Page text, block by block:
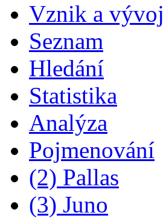
Vznik a vývoj
Seznam
Hledání
Statistika
Analýza
Pojmenování
(2) Pallas
(3) Juno